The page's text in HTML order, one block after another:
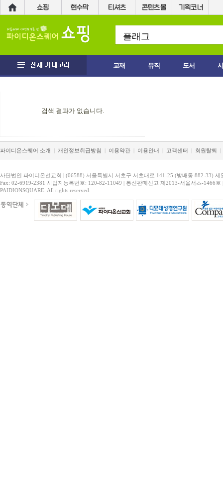
교재 뮤직 도서
검색 결과가 없습니다.
파이디온스퀘어 소개 | 개인정보취급방침 | 이용약관 | 이용안내 | 고객센터 | 회원탈퇴 |
사단법인 파이디온선교회 | (06588) 서울특별시 서초구 서초대로 141-25 (방배동 882-33) 세
Fax: 02-6919-2381 사업자등록번호: 120-82-11049 | 통신판매신고 제2013-서울서초-1466호
PAIDIONSQUARE. All rights reserved.